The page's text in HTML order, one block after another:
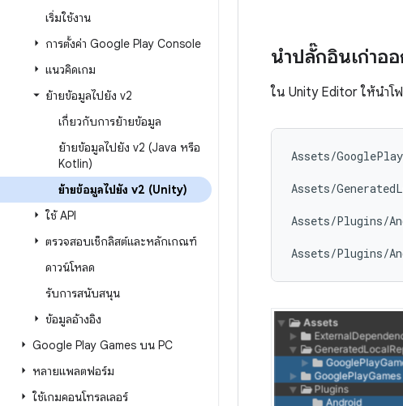
เริ่มใช้งาน
การตั้งค่า Google Play Console
แนวคิดเกม
ย้ายข้อมูลไปยัง v2
เกี่ยวกับการย้ายข้อมูล
ย้ายข้อมูลไปยัง v2 (Java หรือ
Kotlin)
ย้ายข้อมูลไปยัง v2 (Unity)
ใช้ API
ตรวจสอบเช็กลิสต์และหลักเกณฑ์
ดาวน์โหลด
รับการสนับสนุน
ข้อมูลอ้างอิง
Google Play Games บน PC
หลายแพลตฟอร์ม
ใช้เกมคอนโทรลเลอร์
นำปลั๊กอินเก่าอ
ใน Unity Editor ให้นำโ
Assets/
Assets/
Assets/Plugins/
Assets/Plugins/